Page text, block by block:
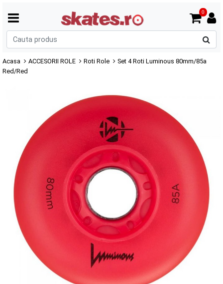
0
Acasa ACCESORII ROLE Roti Role
Set 4 Roti Luminous 80mm/85a
Red/Red